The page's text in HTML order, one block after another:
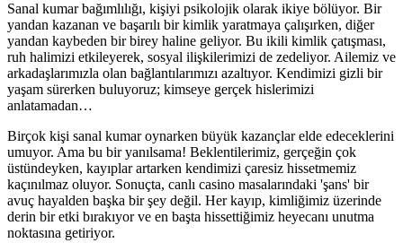
Sanal kumar bağımlılığı, kişiyi psikolojik olarak ikiye bölüyor. Bir
yandan kazanan ve başarılı bir kimlik yaratmaya çalışırken, diğer
yandan kaybeden bir birey haline geliyor. Bu ikili kimlik çatışması,
ruh halimizi etkileyerek, sosyal ilişkilerimizi de zedeliyor. Ailemiz ve
arkadaşlarımızla olan bağlantılarımızı azaltıyor. Kendimizi gizli bir
yaşam sürerken buluyoruz; kimseye gerçek hislerimizi
anlatamadan…
Birçok kişi sanal kumar oynarken büyük kazançlar elde edeceklerini
umuyor. Ama bu bir yanılsama! Beklentilerimiz, gerçeğin çok
üstündeyken, kayıplar artarken kendimizi çaresiz hissetmemiz
kaçınılmaz oluyor. Sonuçta, canlı casino masalarındaki 'şans' bir
avuç hayalden başka bir şey değil. Her kayıp, kimliğimiz üzerinde
derin bir etki bırakıyor ve en başta hissettiğimiz heyecanı unutma
noktasına getiriyor.